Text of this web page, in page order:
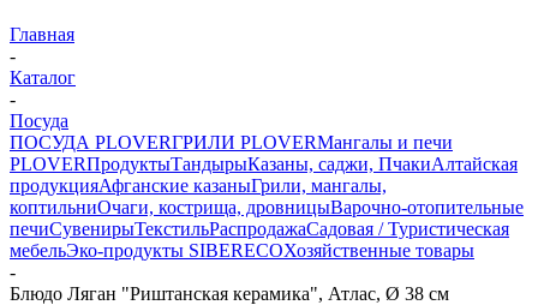
Главная
-
Каталог
-
Посуда
ПОСУДА PLOVERГРИЛИ PLOVERМангалы и печи
PLOVERПродуктыТандырыКазаны, саджи, ПчакиАлтайская
продукцияАфганские казаныГрили, мангалы,
коптильниОчаги, кострища, дровницыВарочно-отопительные
печиСувенирыТекстильРаспродажаСадовая / Туристическая
мебельЭко-продукты SIBERECOХозяйственные товары
-
Блюдо Ляган "Риштанская керамика", Атлас, Ø 38 см